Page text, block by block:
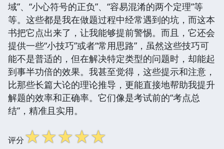
域”、“小心符号的正负”、“容易混淆的两个定理”等
等。这些都是我在做题过程中经常遇到的坑，而这本
书把它点出来了，让我能够提前警惕。而且，它还会
提供一些“小技巧”或者“常用思路”，虽然这些技巧可
能不是普适的，但在解决特定类型的问题时，却能起
到事半功倍的效果。我甚至觉得，这些提示和注意，
比那些长篇大论的理论推导，更能直接地帮助我提升
解题的效率和正确率。它们像是考试前的“考点总
结”，精准且实用。
评分☆☆☆☆☆